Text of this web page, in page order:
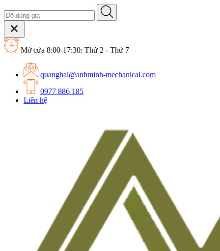
Mở cửa 8:00-17:30: Thứ 2 - Thứ 7
quanghai@anhminh-mechanical.com
0977 886 185
Liên hệ